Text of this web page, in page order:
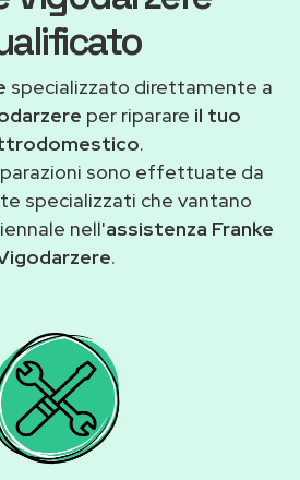
specializzato direttamente a
per riparare il tuo
.
sono effettuate da
specializzati che vantano
nell'assistenza Franke
.